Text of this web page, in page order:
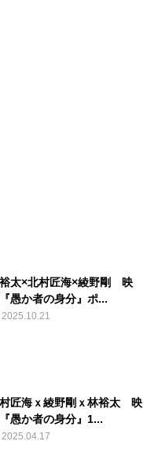
太×北村匠海×綾野剛 映
愚か者の身分』ポ...
2025.10.21
匠海ｘ綾野剛ｘ林裕太 映
愚か者の身分』1...
2025.04.17